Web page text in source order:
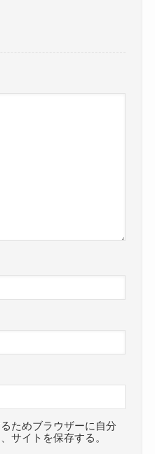
ためブラウザーに自分
サイトを保存する。